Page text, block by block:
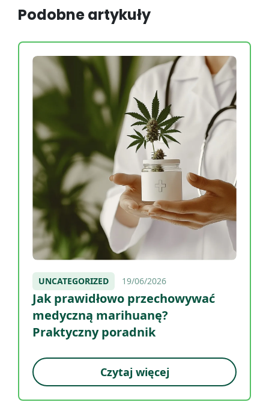
Podobne artykuły
UNCATEGORIZED 19/06/2026
Jak prawidłowo przechowywać
medyczną marihuanę?
Praktyczny poradnik
Czytaj więcej